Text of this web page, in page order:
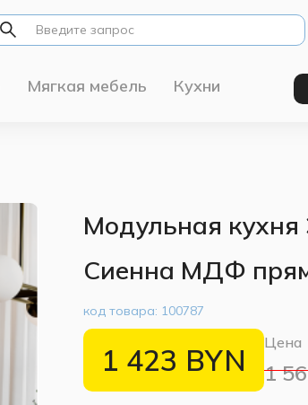
Мягкая мебель Кухни
Модульная кухня
Сиенна МДФ
код товара: 100787
1 423 BYN Цена
1